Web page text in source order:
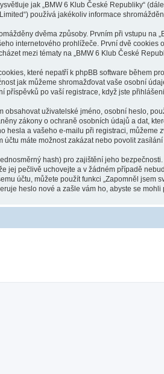
jak „BMW 6 Klub České Republiky“ (dále
používá jakékoliv informace
dvěma způsoby. Prvním při vstupu na
internetového prohlížeče. První dvě
mezi tématy na „BMW 6 Klub České
které nepatří k phpBB software během
jak můžeme shromažďovat vaše osobní
příspěvků po vaší registrace, když jste
obsahovat uživatelské jméno, osobní heslo,
zákony o ochraně osobních údajů a dat,
hesla a vašeho e-mailu při registraci,
účtu máte možnost zakázat nebo povolit
hash) pro zajištění jeho
jej pečlivě uchovejte a v žádném případě
účtu, můžete použít funkci „Zapomněl jsem
heslo nové a zašle vám ho, abyste se mohli